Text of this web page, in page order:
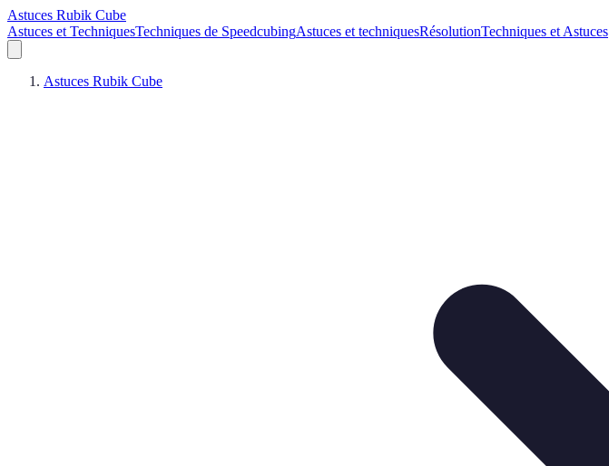
Astuces Rubik Cube
Astuces et TechniquesTechniques de SpeedcubingAstuces et techniquesRésolutionTechniques et Astuces
Astuces Rubik Cube